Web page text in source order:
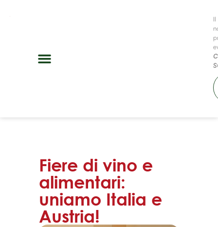
Il
Fiere di vino e
alimentari:
uniamo Italia e
Austria!